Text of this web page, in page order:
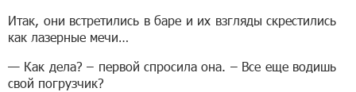
Итак, они встретились в баре и их взгляды скрестились
как лазерные мечи…
— Как дела? – первой спросила она. – Все еще водишь
свой погрузчик?